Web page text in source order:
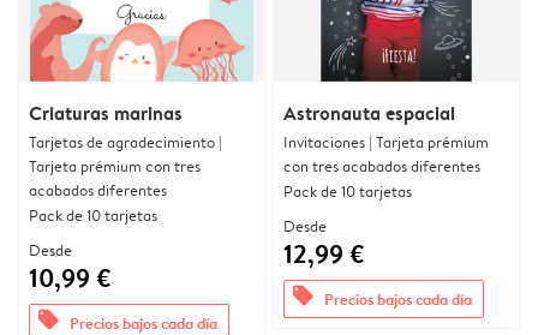
Criaturas marinas
Tarjetas de agradecimiento |
Tarjeta prémium con tres
acabados diferentes
Pack de 10 tarjetas
Desde
10,99 €
offers Precios bajos cada día
Astronauta espacial
Invitaciones | Tarjeta prémium
con tres acabados diferentes
Pack de 10 tarjetas
Desde
12,99 €
offers Precios bajos cada día